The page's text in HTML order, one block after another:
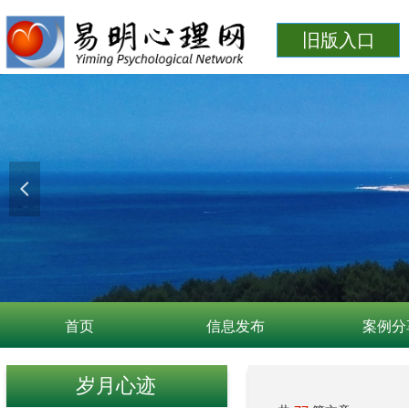
旧版入口
首页 信息发布 案例
넳
岁月心迹